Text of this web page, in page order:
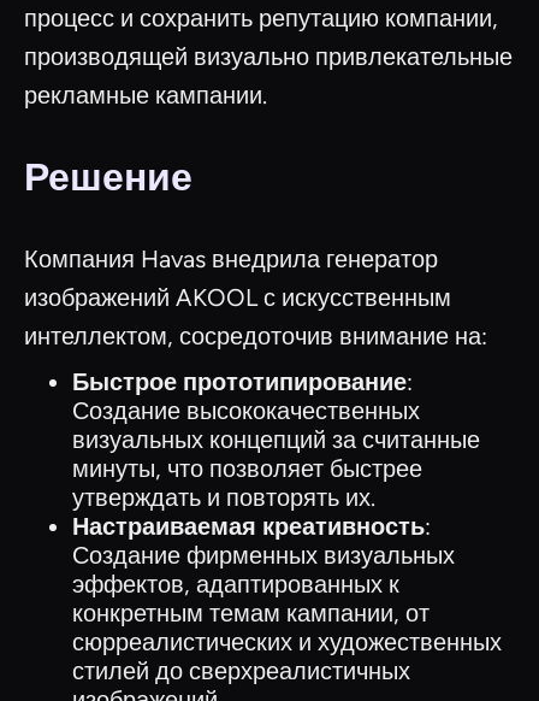
процесс и сохранить репутацию компании,
производящей визуально привлекательные
рекламные кампании.
Решение
Компания Havas внедрила генератор
изображений AKOOL с искусственным
интеллектом, сосредоточив внимание на:
Быстрое прототипирование:
Создание высококачественных
визуальных концепций за считанные
минуты, что позволяет быстрее
утверждать и повторять их.
Настраиваемая креативность:
Создание фирменных визуальных
эффектов, адаптированных к
конкретным темам кампании, от
сюрреалистических и художественных
стилей до сверхреалистичных